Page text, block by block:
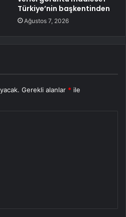
Türkiye’nin başkentinden
Ağustos 7, 2026
Gerekli alanlar * ile